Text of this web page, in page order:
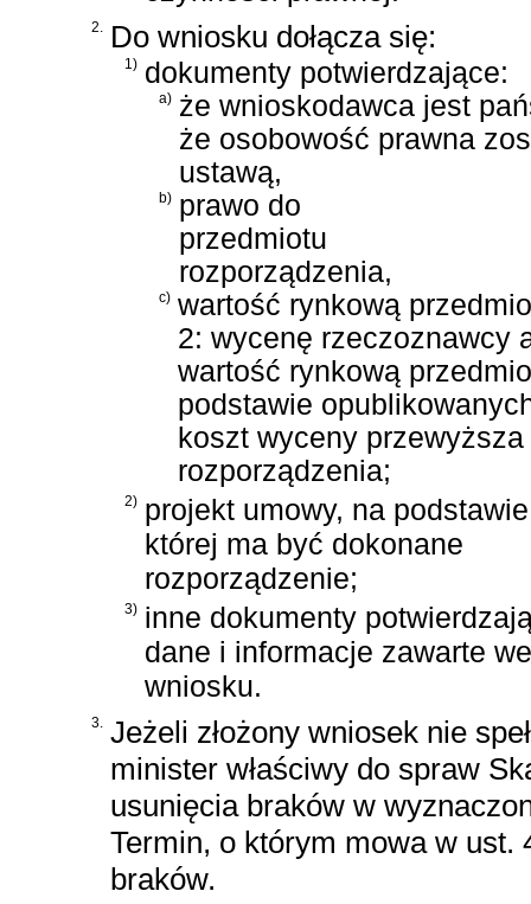
2. Do wniosku dołącza się:
1) dokumenty potwierdzające:
a) że wnioskodawca jest
że osobowość prawna
ustawą,
b) prawo do
przedmiotu
rozporządzenia,
c) wartość rynkową
2: wycenę rzeczoznawcy
wartość rynkową
podstawie
koszt wyceny
rozporządzenia;
2) projekt umowy, na podstawie
której ma być dokonane
rozporządzenie;
3) inne dokumenty
dane i informacje zawarte we
wniosku.
3. Jeżeli złożony wniosek nie
minister właściwy do spraw
usunięcia braków w
Termin, o którym mowa w ust.
braków.